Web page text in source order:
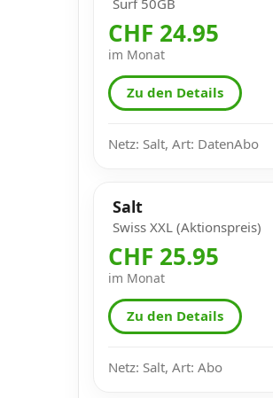
CHF 24.95
im Monat
Zu den Details
Netz: Salt, Art: DatenAbo
Salt
Swiss XXL (Aktionspreis)
CHF 25.95
im Monat
Zu den Details
Netz: Salt, Art: Abo